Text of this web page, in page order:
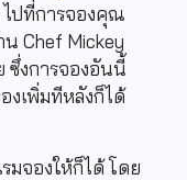
ไปที่การจองคุณ
น Chef Mickey
ซึ่งการจองอันนี้
งเพิ่มทีหลังก็ได้
มจองให้ก็ได้ โดย